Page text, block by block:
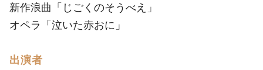
新作浪曲「じごくのそうべえ」
オペラ「泣いた赤おに」
出演者